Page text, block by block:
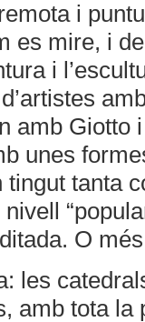
i
es mire, i
i
amb Giotto
unes
tingut tanta
O
les
amb tota la